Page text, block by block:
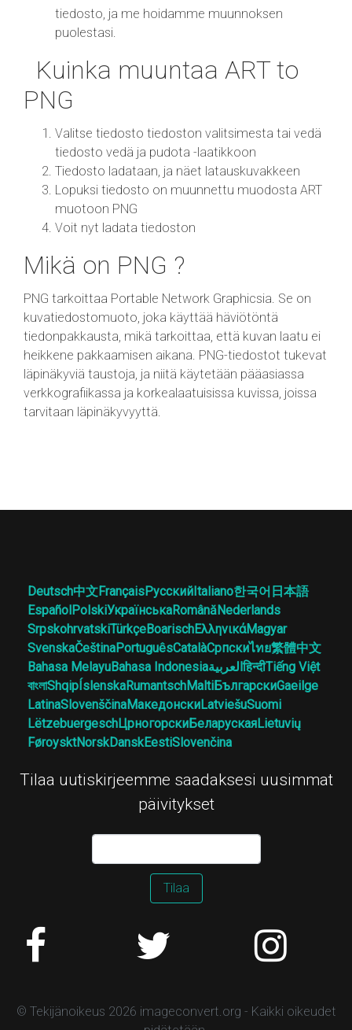
tiedosto, ja me hoidamme muunnoksen
puolestasi.
Kuinka muuntaa ART to
PNG
Valitse tiedosto tiedoston valitsimesta tai vedä
tiedosto vedä ja pudota -laatikkoon
Tiedosto ladataan, ja näet latauskuvakkeen
Lopuksi tiedosto on muunnettu muodosta ART
muotoon PNG
Voit nyt ladata tiedoston
Mikä on PNG ?
PNG tarkoittaa Portable Network Graphicsia. Se on
kuvatiedostomuoto, joka käyttää häviötöntä
tiedonpakkausta, mikä tarkoittaa, että kuvan laatu ei
heikkene pakkaamisen aikana. PNG-tiedostot tukevat
läpinäkyviä taustoja, ja niitä käytetään pääasiassa
verkkografiikassa ja korkealaatuisissa kuvissa, joissa
tarvitaan läpinäkyvyyttä.
Deutsch中文FrançaisРусскийItaliano한국어 日本語
EspañolPolskiУкраїнськаRomânăNederlands
SrpskohrvatskiTürkçeBoarischΕλληνικάMagyar
SvenskaČeštinaPortuguêsCatalàСрпскиไทย繁體中文
Bahasa MelayuBahasa Indonesiaالعربيةहिन्दीTiếng Việt
বাংলাShqipÍslenskaRumantschMaltiБългарскиGaeilge
LatinaSlovenščinaМакедонскиLatviešuSuomi
LëtzebuergeschЦрногорскиБеларускаяLietuvių
FøroysktNorskDanskEestiSlovenčina
Tilaa uutiskirjeemme saadaksesi uusimmat
päivitykset
Tilaa
© Tekijänoikeus 2026 imageconvert.org - Kaikki oikeudet